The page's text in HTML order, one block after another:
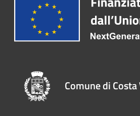
Comune di